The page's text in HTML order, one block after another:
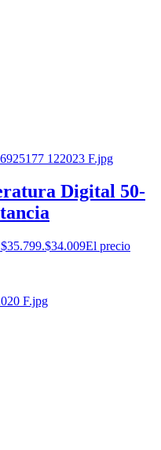
Digital 50-
$34.009El precio